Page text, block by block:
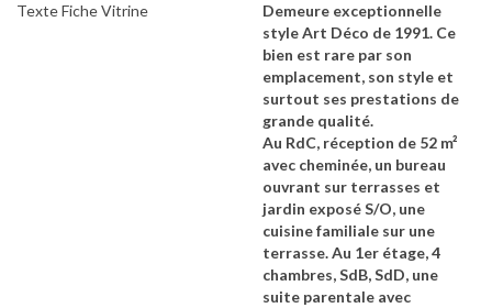
Texte Fiche Vitrine
Demeure exceptionnelle
style Art Déco de 1991. Ce
bien est rare par son
emplacement, son style et
surtout ses prestations de
grande qualité.
Au RdC, réception de 52 m²
avec cheminée, un bureau
ouvrant sur terrasses et
jardin exposé S/O, une
cuisine familiale sur une
terrasse. Au 1er étage, 4
chambres, SdB, SdD, une
suite parentale avec